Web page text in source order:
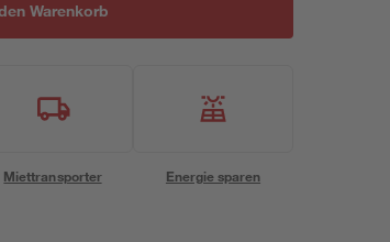
Warenkorb
Miettransporter Energie sparen